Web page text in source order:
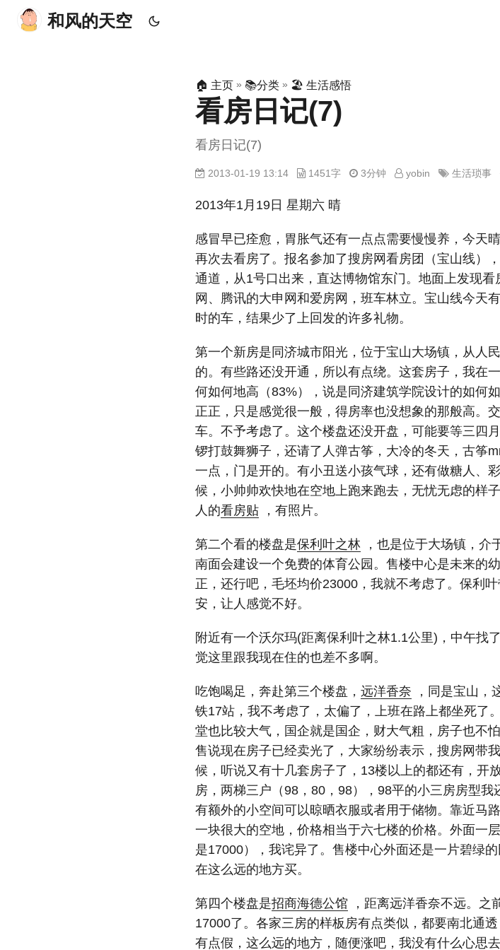
和风的天空
🏠 主页 » 📚分类 » 🏖 生活感悟
看房日记(7)
看房日记(7)
2013-01-19 13:14 1451字 3分钟 yobin 生活琐事
2013年1月19日 星期六 晴
感冒早已痊愈，胃胀气还有一点点需要慢慢养，今天
再次去看房了。报名参加了搜房网看房团（宝山线）
通道，从1号口出来，直达博物馆东门。地面上发现
网、腾讯的大申网和爱房网，班车林立。宝山线今天
时的车，结果少了上回发的许多礼物。
第一个新房是同济城市阳光，位于宝山大场镇，从人
的。有些路还没开通，所以有点绕。这套房子，我在
何如何地高（83%），说是同济建筑学院设计的如何
正正，只是感觉很一般，得房率也没想象的那般高。
车。不予考虑了。这个楼盘还没开盘，可能要等三四
锣打鼓舞狮子，还请了人弹古筝，大冷的冬天，古筝
一点，门是开的。有小丑送小孩气球，还有做糖人、
候，小帅帅欢快地在空地上跑来跑去，无忧无虑的样
人的看房贴 ，有照片。
第二个看的楼盘是保利叶之林 ，也是位于大场镇，介
南面会建设一个免费的体育公园。售楼中心是未来的
正，还行吧，毛坯均价23000，我就不考虑了。保利
安，让人感觉不好。
附近有一个沃尔玛(距离保利叶之林1.1公里)，中午找
觉这里跟我现在住的也差不多啊。
吃饱喝足，奔赴第三个楼盘， 远洋香奈 ，同是宝山，
铁17站，我不考虑了，太偏了，上班在路上都坐死了
堂也比较大气，国企就是国企，财大气粗，房子也不
售说现在房子已经卖光了，大家纷纷表示，搜房网带
候，听说又有十几套房子了，13楼以上的都还有，开
房，两梯三户（98，80，98），98平的小三房房型
有额外的小空间可以晾晒衣服或者用于储物。靠近马
一块很大的空地，价格相当于六七楼的价格。外面一
是17000），我诧异了。售楼中心外面还是一片碧绿
在这么远的地方买。
第四个楼盘是招商海德公馆 ，距离远洋香奈不远。之
17000了。各家三房的样板房有点类似，都要南北通
有点假，这么远的地方，随便涨吧，我没有什么心思去